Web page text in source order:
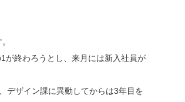
が終わろうとし、来月には新入社員が
デザイン課に異動してからは3年目を